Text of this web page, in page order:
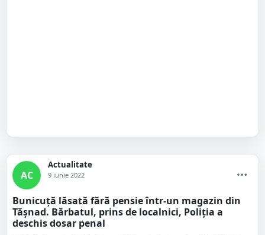
AC
Actualitate
9 iunie 2022
Bunicuță lăsată fără pensie într-un magazin din
Tășnad. Bărbatul, prins de localnici, Poliția a
deschis dosar penal